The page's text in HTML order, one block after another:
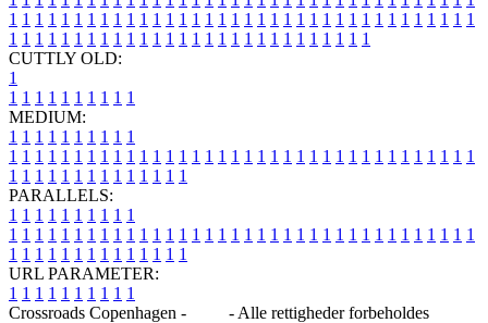
1 1 1 1 1 1 1 1 1 1 1 1 1 1 1 1 1 1 1 1 1 1 1 1 1 1 1 1 1 1 1 1 1 1 1 1
1 1 1 1 1 1 1 1 1 1 1 1 1 1 1 1 1 1 1 1 1 1 1 1 1 1 1 1
CUTTLY OLD:
1
1 1 1 1 1 1 1 1 1 1
MEDIUM:
1 1 1 1 1 1 1 1 1 1
1 1 1 1 1 1 1 1 1 1 1 1 1 1 1 1 1 1 1 1 1 1 1 1 1 1 1 1 1 1 1 1 1 1 1 1
1 1 1 1 1 1 1 1 1 1 1 1 1 1
PARALLELS:
1 1 1 1 1 1 1 1 1 1
1 1 1 1 1 1 1 1 1 1 1 1 1 1 1 1 1 1 1 1 1 1 1 1 1 1 1 1 1 1 1 1 1 1 1 1
1 1 1 1 1 1 1 1 1 1 1 1 1 1
URL PARAMETER:
1 1 1 1 1 1 1 1 1 1
Crossroads Copenhagen -
- Alle rettigheder forbeholdes